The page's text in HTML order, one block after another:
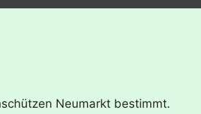
Neumarkt bestimmt.